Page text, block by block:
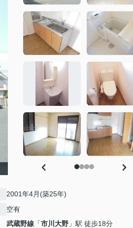
2001年4月(築25年)
空有
武蔵野線 「市川大野 」駅 徒歩18分